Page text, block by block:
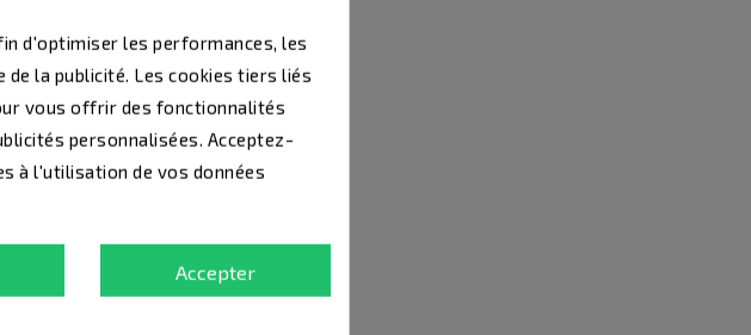
d'optimiser les performances, les
la publicité. Les cookies tiers liés
vous offrir des fonctionnalités
personnalisées. Acceptez-
à l'utilisation de vos données
Accepter